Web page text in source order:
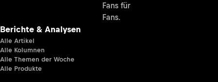
Fans für
Fans.
Berichte & Analysen
Alle Artikel
Alle Kolumnen
Alle Themen der Woche
Alle Produkte